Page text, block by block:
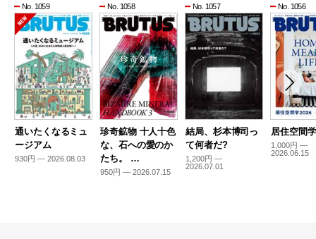
No. 1059
通いたくなるミュ
ージアム
930円 — 2026.08.03
No. 1058
珍奇鉱物 十人十色
な、石への愛のか
たち。 …
950円 — 2026.07.15
No. 1057
結局、杉本博司っ
て何者だ?
1,200円 —
2026.07.01
No. 1056
居住空間
1,000円 —
2026.06.15